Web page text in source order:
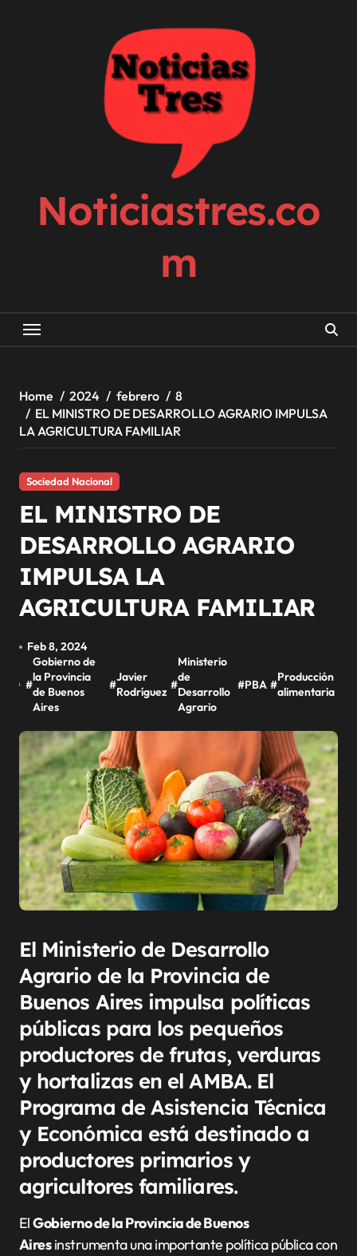
Noticiastres.co
m
Home 2024 febrero
8
EL MINISTRO DE DESARROLLO AGRARIO IMPULSA
LA AGRICULTURA FAMILIAR
Sociedad Nacional
EL MINISTRO DE
DESARROLLO AGRARIO
IMPULSA LA
AGRICULTURA FAMILIAR
Feb 8, 2024
#
Gobierno de
la Provincia
de Buenos
Aires
#
Javier
Rodríguez
#
Ministerio
de
Desarrollo
Agrario
#PBA #
Producción
alimentaria
El Ministerio de Desarrollo
Agrario de la Provincia de
Buenos Aires impulsa políticas
públicas para los pequeños
productores de frutas, verduras
y hortalizas en el AMBA. El
Programa de Asistencia Técnica
y Económica está destinado a
productores primarios y
agricultores familiares.
ElGobierno de la Provincia de Buenos
Airesinstrumenta una importante política pública con